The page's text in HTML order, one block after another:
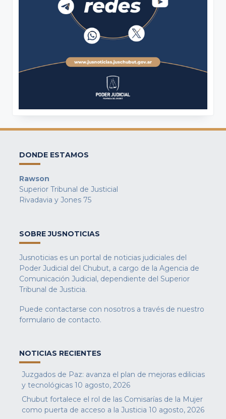
DONDE ESTAMOS
Rawson
Superior Tribunal de Justicial
Rivadavia y Jones 75
SOBRE JUSNOTICIAS
Jusnoticias es un portal de noticias judiciales del
Poder Judicial del Chubut, a cargo de la Agencia de
Comunicación Judicial, dependiente del Superior
Tribunal de Justicia.
Puede contactarse con nosotros a través de nuestro
formulario de contacto.
NOTICIAS RECIENTES
Juzgados de Paz: avanza el plan de mejoras edilicias
y tecnológicas 10 agosto, 2026
Chubut fortalece el rol de las Comisarías de la Mujer
como puerta de acceso a la Justicia 10 agosto, 2026